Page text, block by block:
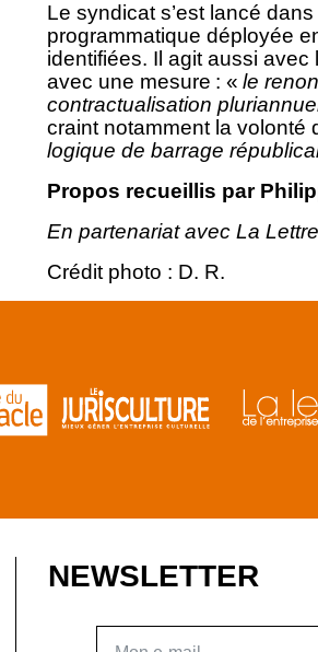
Le syndicat s’est lancé
programmatique déployée
identifiées. Il agit aussi
avec une mesure : « le
contractualisation
craint notamment la volonté
logique de barrage
Propos recueillis par
En partenariat avec La
Crédit photo : D. R.
NEWSLETTER